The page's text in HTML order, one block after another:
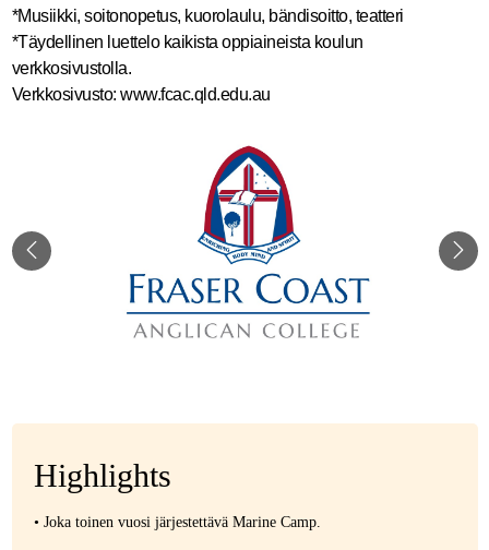
*Musiikki, soitonopetus, kuorolaulu, bändisoitto, teatteri
*Täydellinen luettelo kaikista oppiaineista koulun
verkkosivustolla.
Verkkosivusto: www.fcac.qld.edu.au
Highlights
• Joka toinen vuosi järjestettävä Marine Camp.